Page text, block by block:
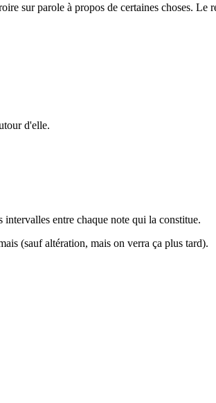
sur parole à propos de certaines choses. Le
d'elle.
intervalles entre chaque note qui la constitue.
(sauf altération, mais on verra ça plus tard).